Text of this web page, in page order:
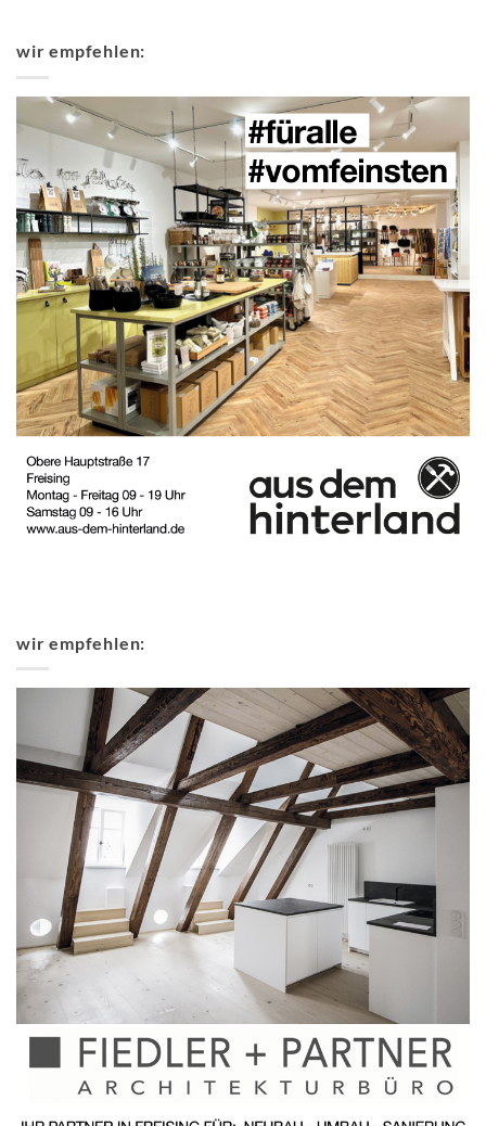
wir empfehlen:
wir empfehlen: